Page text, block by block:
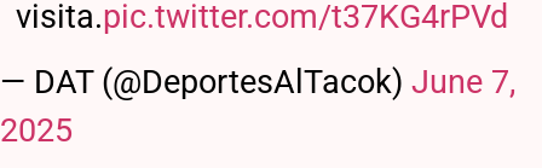
visita.pic.twitter.com/t37KG4rPVd
— DAT (@DeportesAlTacok) June 7,
2025